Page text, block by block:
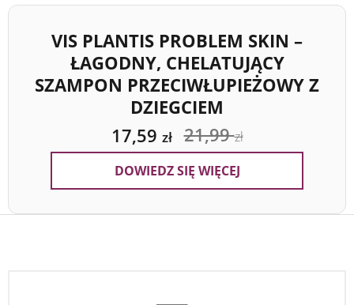
VIS PLANTIS PROBLEM SKIN –
ŁAGODNY, CHELATUJĄCY
SZAMPON PRZECIWŁUPIEŻOWY Z
DZIEGCIEM
17,59 zł 21,99zł
DOWIEDZ SIĘ WIĘCEJ